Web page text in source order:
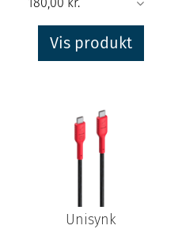
Vis produkt
Unisynk